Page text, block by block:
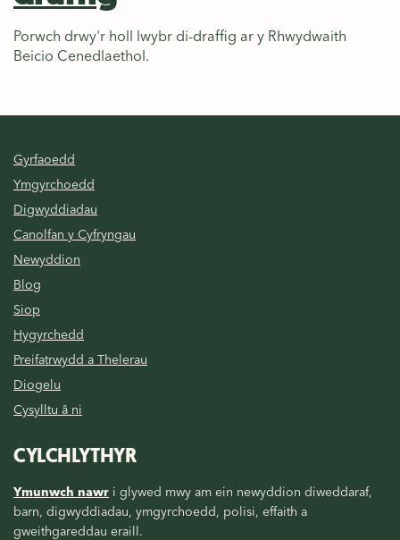
Porwch drwy'r holl lwybr di-draffig ar y Rhwydwaith
Beicio Cenedlaethol.
Gyrfaoedd
Ymgyrchoedd
Digwyddiadau
Canolfan y Cyfryngau
Newyddion
Blog
Siop
Hygyrchedd
Preifatrwydd a Thelerau
Diogelu
Cysylltu â ni
CYLCHLYTHYR
Ymunwch nawr i glywed mwy am ein newyddion diweddaraf,
barn, digwyddiadau, ymgyrchoedd, polisi, effaith a
gweithgareddau eraill.